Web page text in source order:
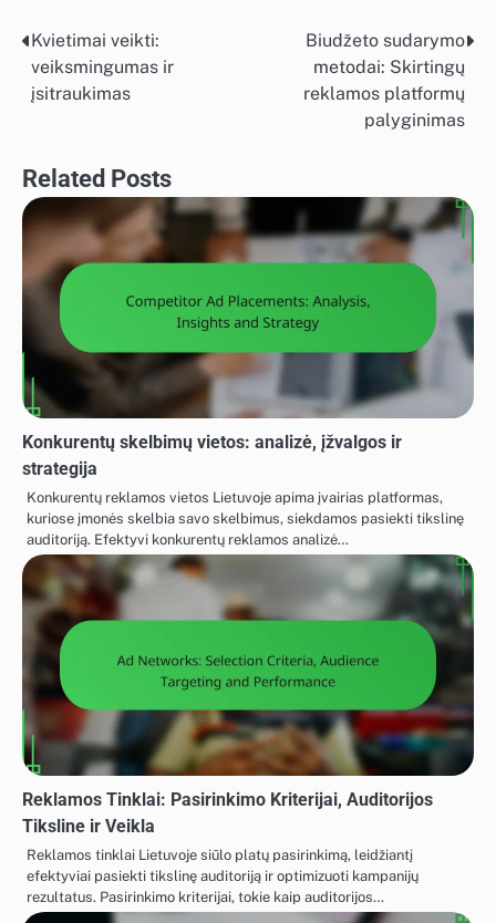
Post
navigation
Kvietimai veikti:
veiksmingumas ir
įsitraukimas
Biudžeto sudarymo
metodai: Skirtingų
reklamos platformų
palyginimas
Related Posts
Konkurentų skelbimų vietos: analizė, įžvalgos ir
strategija
Konkurentų reklamos vietos Lietuvoje apima įvairias platformas,
kuriose įmonės skelbia savo skelbimus, siekdamos pasiekti tikslinę
auditoriją. Efektyvi konkurentų reklamos analizė…
Reklamos Tinklai: Pasirinkimo Kriterijai, Auditorijos
Tiksline ir Veikla
Reklamos tinklai Lietuvoje siūlo platų pasirinkimą, leidžiantį
efektyviai pasiekti tikslinę auditoriją ir optimizuoti kampanijų
rezultatus. Pasirinkimo kriterijai, tokie kaip auditorijos…